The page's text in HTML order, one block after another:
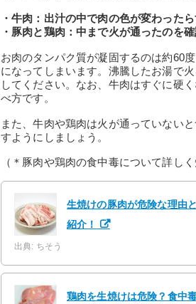
・牛肉：出汁の中で肉の色が変わった
・豚肉と鶏肉：中まで火が通ったのを
お肉のタンパク質が凝固するのは約60
になってしまいます。沸騰したお湯で
してください。なお、牛肉はすぐに硬
べ方です。
また、牛肉や鶏肉は火が通っていない
すようにしましょう。
（＊豚肉や鶏肉の食中毒について詳し
生焼けの豚肉が危険な理由
紹介！
出典: ちそう
鶏肉を生焼けは危険？食中